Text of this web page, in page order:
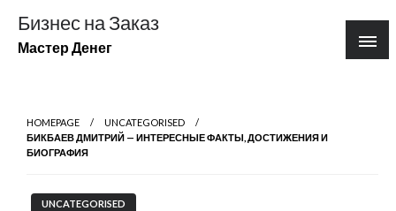
содержимому
Бизнес на Заказ
Мастер Денег
HOMEPAGE
UNCATEGORISED
БИКБАЕВ ДМИТРИЙ — ИНТЕРЕСНЫЕ ФАКТЫ, ДОСТИЖЕНИЯ И
БИОГРАФИЯ
UNCATEGORISED